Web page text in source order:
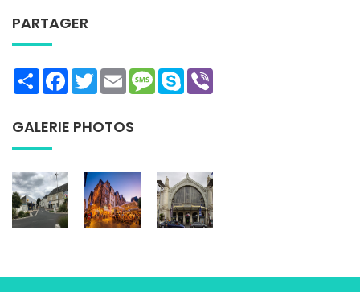
PARTAGER
ShareFacebookTwitterEmailMessage
Skype
GALERIE PHOTOS